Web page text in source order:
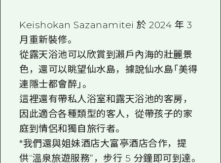
Keishokan Sazanamitei 於 2024 年 3
月重新裝修。